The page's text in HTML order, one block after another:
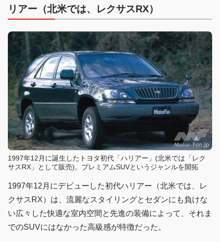
リアー（北米では、レクサスRX）
1997年12月に誕生したトヨタ初代「ハリアー」(北米では「レク
サスRX」として販売)。プレミアムSUVというジャンルを開拓
1997年12月にデビューした初代ハリアー（北米では、レ
クサスRX）は、流麗なスタイリングとセダンにも負けな
い広々した快適な室内空間と先進の装備によって、それま
でのSUVにはなかった高級感が特徴だった。